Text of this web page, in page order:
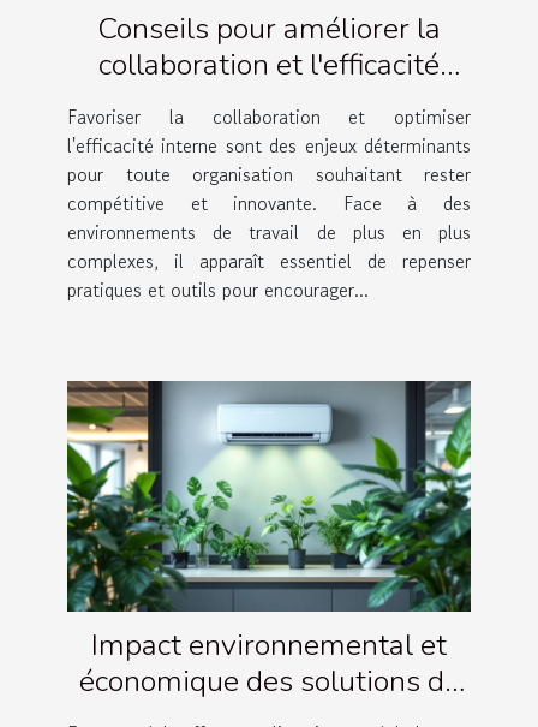
Conseils pour améliorer la
collaboration et l'efficacité
interne
Favoriser la collaboration et optimiser
l'efficacité interne sont des enjeux déterminants
pour toute organisation souhaitant rester
compétitive et innovante. Face à des
environnements de travail de plus en plus
complexes, il apparaît essentiel de repenser
pratiques et outils pour encourager...
Impact environnemental et
économique des solutions de
climatisation éco-